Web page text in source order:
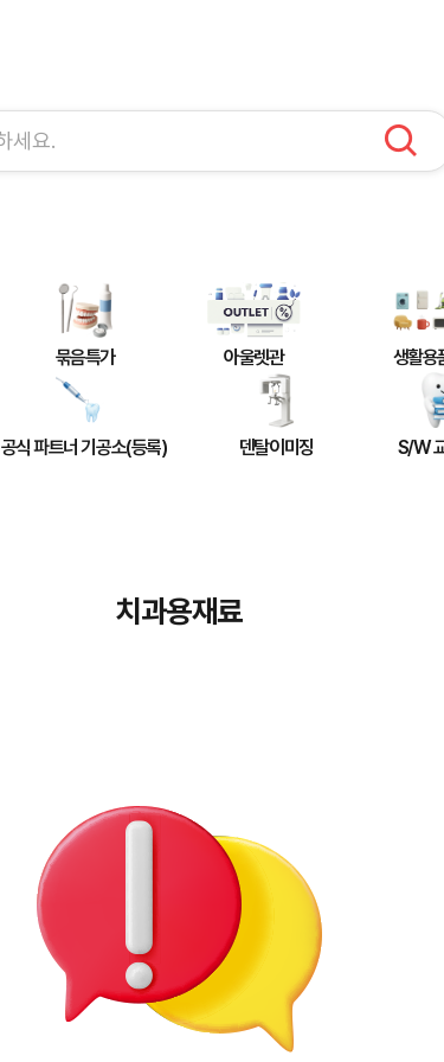
묶음특가 아울렛관 생활용
공식 파트너 기공소(등록) 덴탈이미징 S/W
치과용재료